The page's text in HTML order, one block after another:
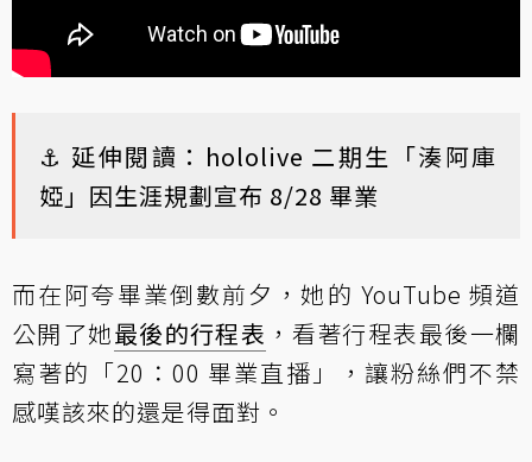
⚓ 延伸閱讀： hololive 二期生「湊阿庫
婭」因生涯規劃宣布 8/28 畢業
而在阿夸畢業倒數前夕，她的 YouTube 頻道
公開了她最後的行程表 ，看著行程表最後一欄
寫著的「20：00 畢業直播」，讓粉絲們不禁
感嘆該來的還是得面對。